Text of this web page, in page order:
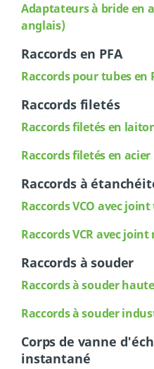
Adaptateurs à bride en
anglais)
Raccords en PFA
Raccords pour tubes en
Raccords filetés
Raccords filetés en
Raccordsfiletés en acier
Raccords à
Raccords VCO avec
RaccordsVCR avec
Raccords à souder
Raccords à souder
Raccordsà souder
Corps de vanne
instantané